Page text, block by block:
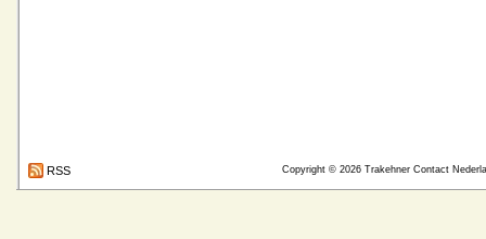
Copyright © 2026 Trakehner Contact
RSS